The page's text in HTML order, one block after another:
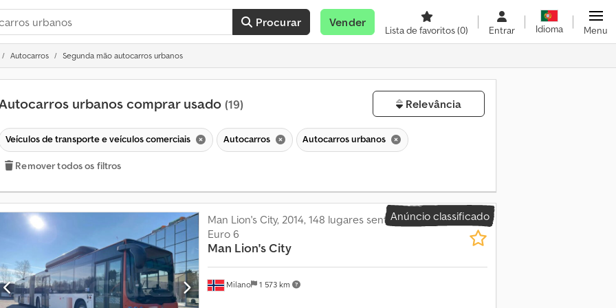
Procurar Vender
Lista de favoritos(0) Entrar Idioma Menu
Autocarros Segunda mão autocarros urbanos
urbanos comprar usado (19) Relevância
Veículos de transporte e veículos comerciais Autocarros Autocarros urbanos
Remover todos os filtros
Anúncio classificado
Milano 1 573 km
Man Lion's City, 2014, 148 lugares sentados,
Euro 6
Man Lion's City
M